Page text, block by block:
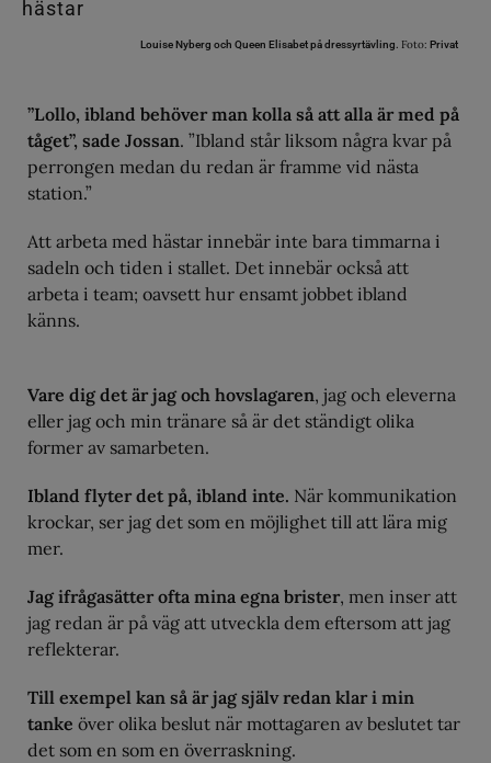
Louise Nyberg och Queen Elisabet på dressyrtävling. Foto: Privat
”Lollo, ibland behöver man kolla så att alla är med på
tåget”, sade Jossan. ”Ibland står liksom några kvar på
perrongen medan du redan är framme vid nästa
station.”
Att arbeta med hästar innebär inte bara timmarna i
sadeln och tiden i stallet. Det innebär också att
arbeta i team; oavsett hur ensamt jobbet ibland
känns.
Vare dig det är jag och hovslagaren, jag och eleverna
eller jag och min tränare så är det ständigt olika
former av samarbeten.
Ibland flyter det på, ibland inte. När kommunikation
krockar, ser jag det som en möjlighet till att lära mig
mer.
Jag ifrågasätter ofta mina egna brister, men inser att
jag redan är på väg att utveckla dem eftersom att jag
reflekterar.
Till exempel kan så är jag själv redan klar i min
tanke över olika beslut när mottagaren av beslutet tar
det som en som en överraskning.